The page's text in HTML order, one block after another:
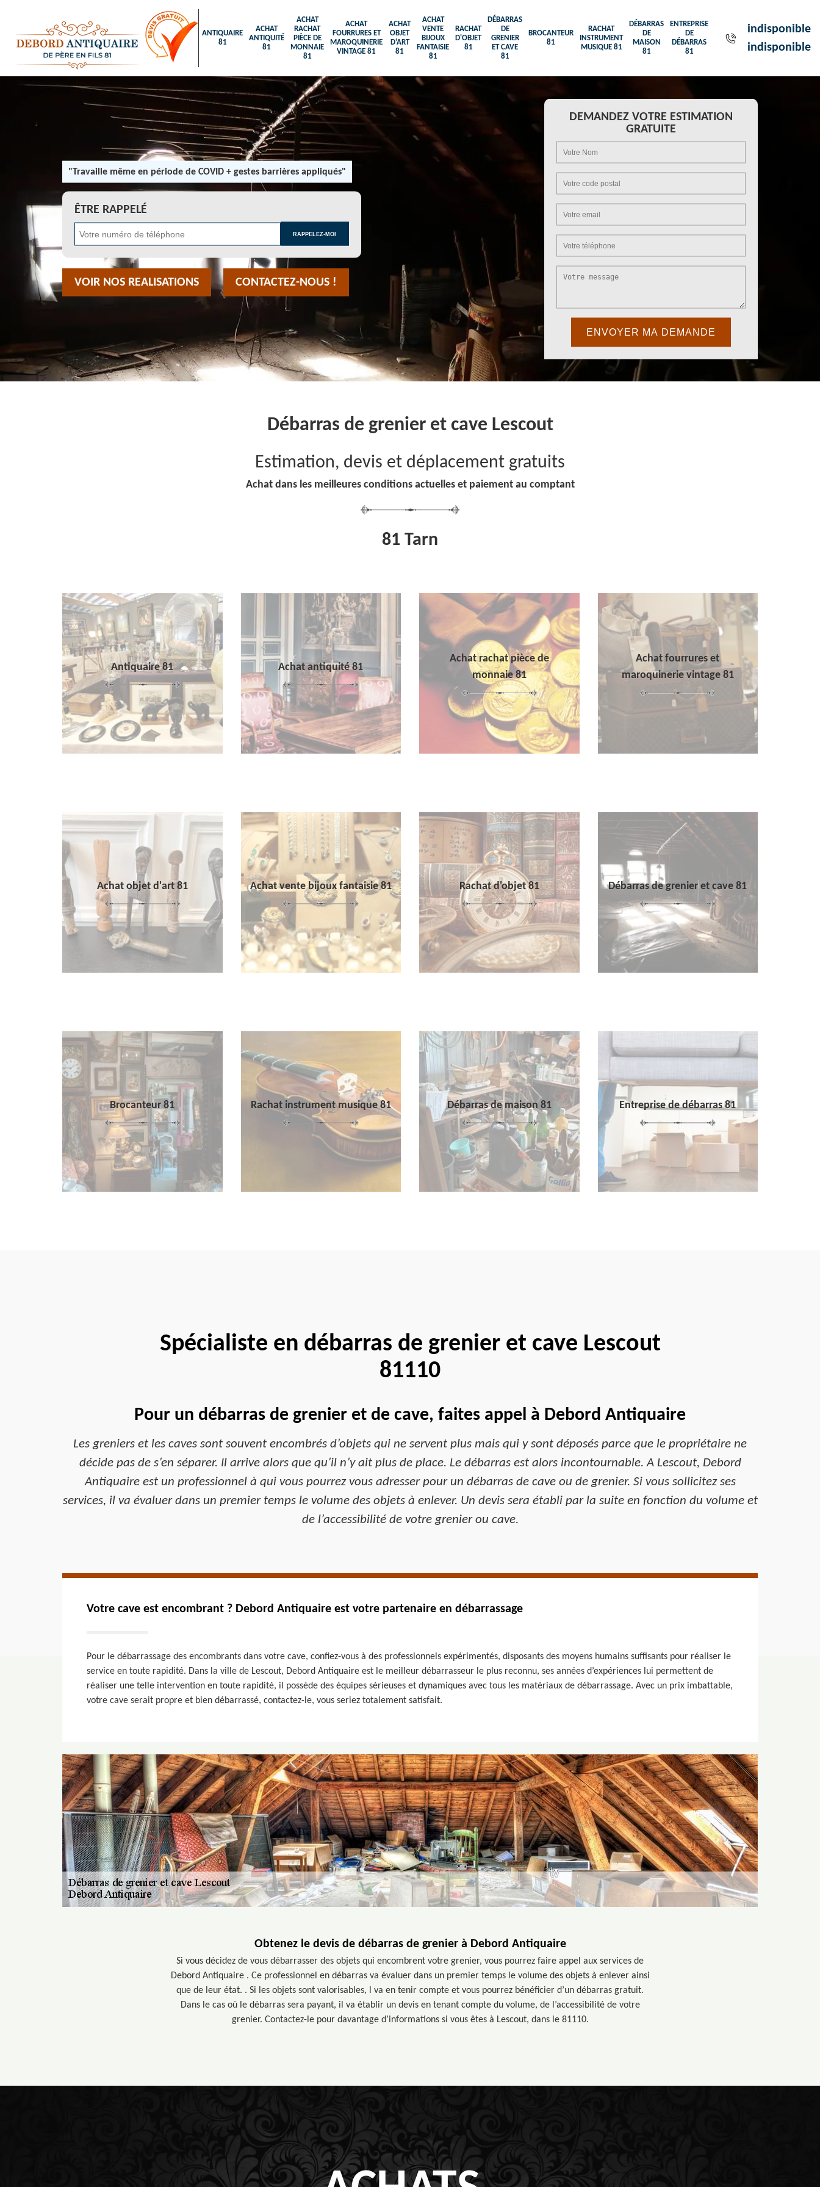
ANTIQUAIRE
81
ACHAT
ANTIQUITÉ
81
ACHAT
RACHAT
PIÈCE DE
MONNAIE
81
ACHAT
FOURRURES ET
MAROQUINERIE
VINTAGE 81
ACHAT
OBJET
D'ART
81
ACHAT
VENTE
BIJOUX
FANTAISIE
81
RACHAT
D'OBJET
81
DÉBARRAS
DE
GRENIER
ET CAVE
81
BROCANTEUR
81
RACHAT
INSTRUMENT
MUSIQUE 81
DÉBARRAS
DE
MAISON
81
ENTREPRISE
DE
DÉBARRAS
81
indisponible
indisponible
"Travaille même en période de COVID + gestes barrières appliqués"
ÊTRE RAPPELÉ
VOIR NOS REALISATIONS CONTACTEZ-NOUS !
DEMANDEZ VOTRE ESTIMATION
GRATUITE
Débarras de grenier et cave Lescout
Estimation, devis et déplacement gratuits
Achat dans les meilleures conditions actuelles et paiement au comptant
81 Tarn
Antiquaire 81 Achat antiquité 81
Achat rachat pièce de
monnaie 81
Achat fourrures et
maroquinerie vintage 81
Achat objet d'art 81 Achat vente bijoux fantaisie 81 Rachat d'objet 81 Débarras de grenier et cave 81
Brocanteur 81 Rachat instrument musique 81 Débarras de maison 81 Entreprise de débarras 81
Spécialiste en débarras de grenier et cave Lescout
81110
Pour un débarras de grenier et de cave, faites appel à Debord Antiquaire
Les greniers et les caves sont souvent encombrés d’objets qui ne servent plus mais qui y sont déposés parce que le propriétaire ne
décide pas de s’en séparer. Il arrive alors que qu’il n’y ait plus de place. Le débarras est alors incontournable. A Lescout, Debord
Antiquaire est un professionnel à qui vous pourrez vous adresser pour un débarras de cave ou de grenier. Si vous sollicitez ses
services, il va évaluer dans un premier temps le volume des objets à enlever. Un devis sera établi par la suite en fonction du volume et
de l’accessibilité de votre grenier ou cave.
Votre cave est encombrant ? Debord Antiquaire est votre partenaire en débarrassage
Pour le débarrassage des encombrants dans votre cave, confiez-vous à des professionnels expérimentés, disposants des moyens humains suffisants pour réaliser le
service en toute rapidité. Dans la ville de Lescout, Debord Antiquaire est le meilleur débarrasseur le plus reconnu, ses années d’expériences lui permettent de
réaliser une telle intervention en toute rapidité, il possède des équipes sérieuses et dynamiques avec tous les matériaux de débarrassage. Avec un prix imbattable,
votre cave serait propre et bien débarrassé, contactez-le, vous seriez totalement satisfait.
Obtenez le devis de débarras de grenier à Debord Antiquaire
Si vous décidez de vous débarrasser des objets qui encombrent votre grenier, vous pourrez faire appel aux services de
Debord Antiquaire . Ce professionnel en débarras va évaluer dans un premier temps le volume des objets à enlever ainsi
que de leur état. . Si les objets sont valorisables, l va en tenir compte et vous pourrez bénéficier d’un débarras gratuit.
Dans le cas où le débarras sera payant, il va établir un devis en tenant compte du volume, de l’accessibilité de votre
grenier. Contactez-le pour davantage d’informations si vous êtes à Lescout, dans le 81110.